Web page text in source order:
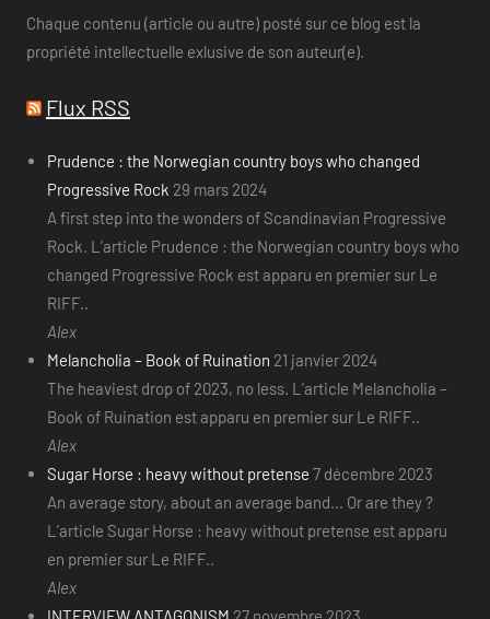
Chaque contenu (article ou autre) posté sur ce blog est la
propriété intellectuelle exlusive de son auteur(e).
Flux RSS
Prudence : the Norwegian country boys who changed
Progressive Rock 29 mars 2024
A first step into the wonders of Scandinavian Progressive
Rock. L’article Prudence : the Norwegian country boys who
changed Progressive Rock est apparu en premier sur Le
RIFF..
Alex
Melancholia – Book of Ruination 21 janvier 2024
The heaviest drop of 2023, no less. L’article Melancholia –
Book of Ruination est apparu en premier sur Le RIFF..
Alex
Sugar Horse : heavy without pretense 7 décembre 2023
An average story, about an average band... Or are they ?
L’article Sugar Horse : heavy without pretense est apparu
en premier sur Le RIFF..
Alex